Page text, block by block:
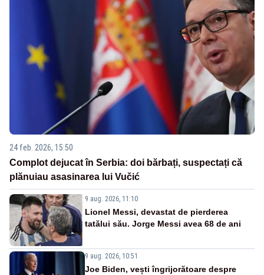
24 feb. 2026, 15:50
Complot dejucat în Serbia: doi bărbați, suspectați că
plănuiau asasinarea lui Vučić
9 aug. 2026, 11:10
Lionel Messi, devastat de pierderea
tatălui său. Jorge Messi avea 68 de ani
9 aug. 2026, 10:51
Joe Biden, vești îngrijorătoare despre